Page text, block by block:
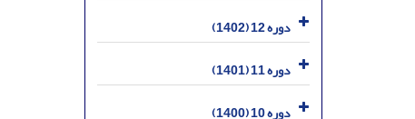
دوره 12 (1402)
دوره 11 (1401)
دوره 10 (1400)